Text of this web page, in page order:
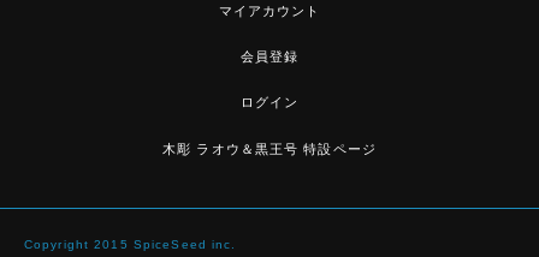
マイアカウント
会員登録
ログイン
木彫 ラオウ＆黒王号 特設ページ
Copyright 2015 SpiceSeed inc.